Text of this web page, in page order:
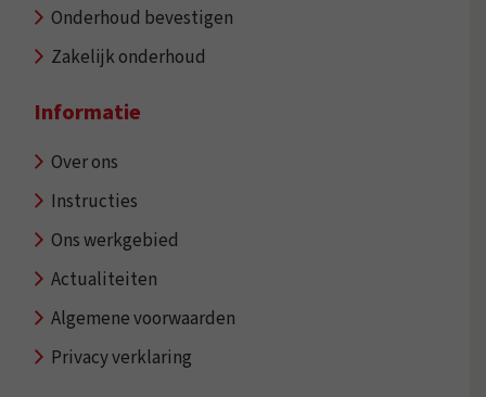
Onderhoud bevestigen
Zakelijk onderhoud
Informatie
Over ons
Instructies
Ons werkgebied
Actualiteiten
Algemene voorwaarden
Privacy verklaring